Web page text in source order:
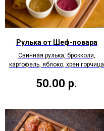
Рулька от Шеф-повара
Свинная рулька, брокколи,
картофель, яблоко, хрен горчица
50.00 р.